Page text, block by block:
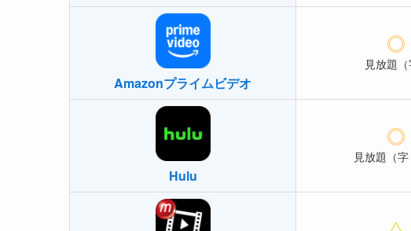
Amazonプライムビデオ
見放題（
Hulu
見放題（字